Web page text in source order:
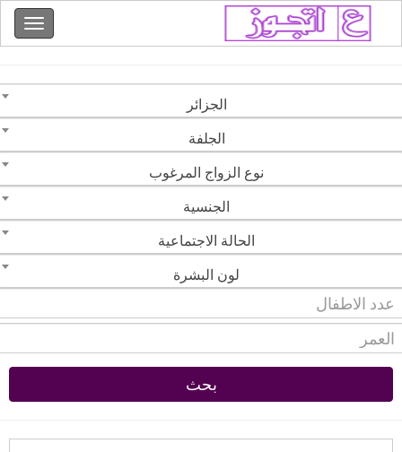
الجزائر
الجلفة
نوع الزواج المرغوب
الجنسية
الحالة الاجتماعية
لون البشرة
بحث